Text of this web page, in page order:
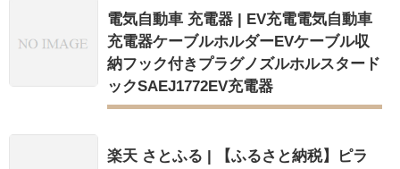
電気自動車 充電器 | EV充電電気自動車
充電器ケーブルホルダーEVケーブル収
納フック付きプラグノズルホルスタード
ックSAEJ1772EV充電器
楽天 さとふる | 【ふるさと納税】ピラ